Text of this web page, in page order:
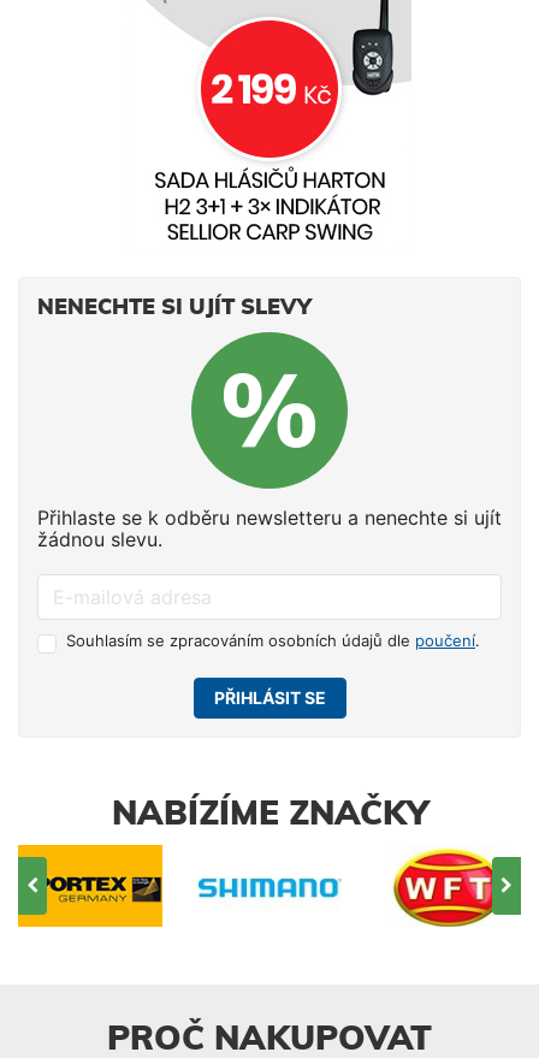
NENECHTE SI UJÍT SLEVY
Přihlaste se k odběru newsletteru a nenechte si ujít
žádnou slevu.
Souhlasím se zpracováním osobních údajů dle poučení.
PŘIHLÁSIT SE
NABÍZÍME ZNAČKY
PROČ NAKUPOVAT